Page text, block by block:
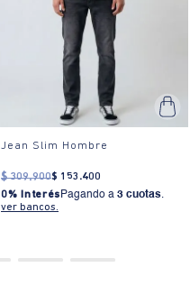
Jean Slim Hombre
$ 309.900$ 153 .400
0% Interés Pagando a 3 cuotas.
ver bancos.